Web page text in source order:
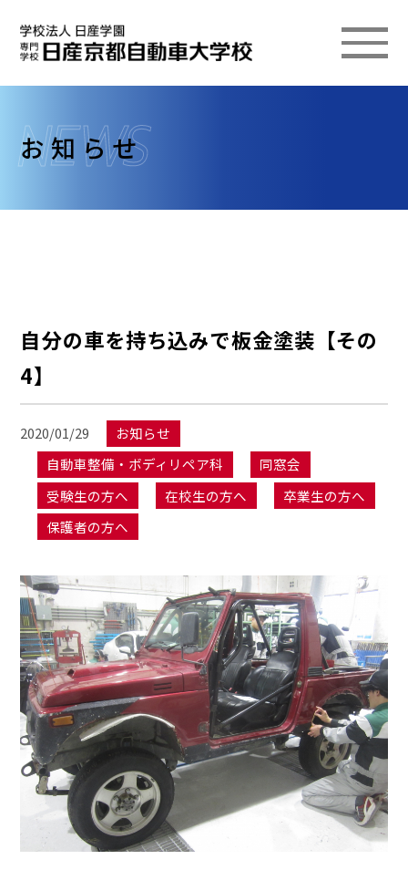
お知らせ
自分の車を持ち込みで板金塗装【その
4】
2020/01/29
お知らせ
自動車整備・ボディリペア科
同窓会
受験生の方へ
在校生の方へ
卒業生の方へ
保護者の方へ